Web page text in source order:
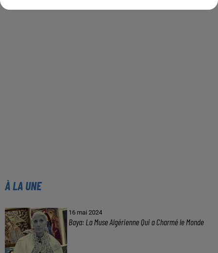
À LA UNE
16 mai 2024
Baya: La Muse Algérienne Qui a Charmé le Monde